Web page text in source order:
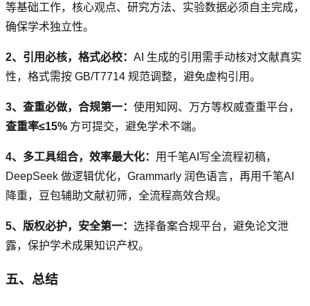
等基础工作，核心观点、研究方法、实验数据必须自主完成，
确保学术独立性。
2、引用必核，格式必校： AI 生成的引用需手动核对文献真实
性，格式需按 GB/T7714 规范调整，避免虚构引用。
3、查重必做，合规第一： 使用知网、万方等权威查重平台，
查重率≤15% 方可提交，避免学术不端。
4、多工具组合，效率最大化： 用千笔AI写全流程初稿，
DeepSeek 做逻辑优化，Grammarly 润色语言，再用千笔AI
降重，豆包辅助文献初筛，全流程高效合规。
5、版权必护，安全第一： 选择备案合规平台，避免论文泄
露，保护学术成果知识产权。
五、总结